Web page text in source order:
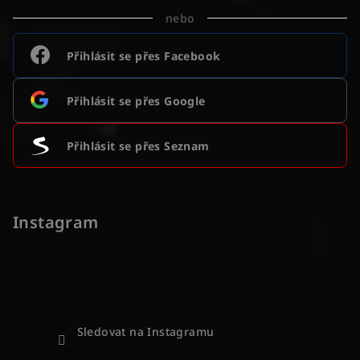
nebo
Přihlásit se přes Facebook
Přihlásit se přes Google
Přihlásit se přes Seznam
Instagram
Sledovat na Instagramu